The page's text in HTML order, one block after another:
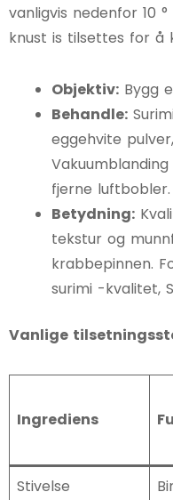
vanligvis nedenfor 10
knust is tilsettes for å
Objektiv: Bygg
Behandle:
eggehvite
fjerne luftbobler.
Betydning:
tekstur og
krabbepinnen.
surimi -kvalitet,
Vanlige
Ingrediens
Stivelse